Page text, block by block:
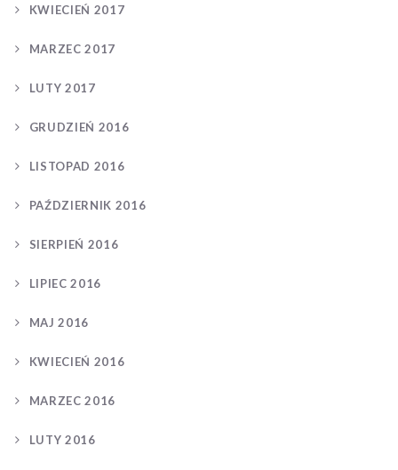
KWIECIEŃ 2017
MARZEC 2017
LUTY 2017
GRUDZIEŃ 2016
LISTOPAD 2016
PAŹDZIERNIK 2016
SIERPIEŃ 2016
LIPIEC 2016
MAJ 2016
KWIECIEŃ 2016
MARZEC 2016
LUTY 2016